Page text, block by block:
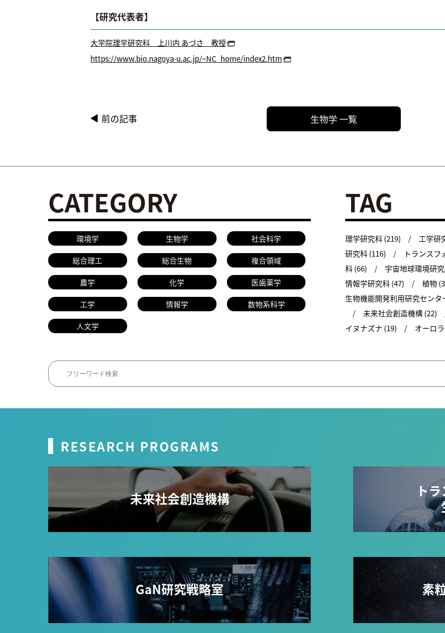
【研究代表者】
大学院理学研究科 上川内 あづさ 教授
https://www.bio.nagoya-u.ac.jp/~NC_home/index2.htm
前の記事 生物学 一覧
CATEGORY
環境学 生物学 社会科学
総合理工 総合生物 複合領域
農学 化学 医歯薬学
工学 情報学 数物系科学
人文学
TAG
理学研究科 (219)
工学研
研究科 (116)
トランス
科 (66)
宇宙地球環境研
情報学研究科 (47)
植物
生物機能開発利用研究センタ
未来社会創造機構 (22)
イヌナズナ (19)
オーロ
RESEARCH PROGRAMS
未来社会創造機構
ト
GaN研究戦略室 素